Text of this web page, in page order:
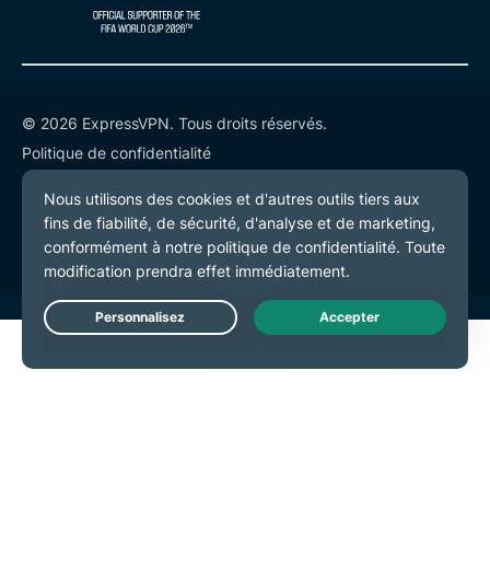
© 2026 ExpressVPN. Tous droits réservés.
Politique de confidentialité
Conditions de service
Préférences de cookies
Live Chat